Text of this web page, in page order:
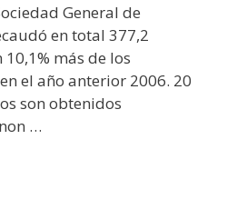
General de
en total 377,2
más de los
el año anterior 2006. 20
son obtenidos
…